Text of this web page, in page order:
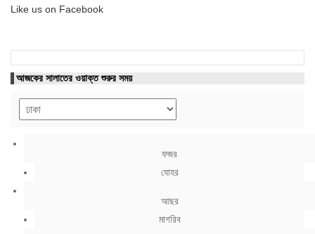
Like us on Facebook
আজকের সালাতের ওয়াক্ত শুরুর সময়
ফজর
যোহর
আছর
মাগরিব